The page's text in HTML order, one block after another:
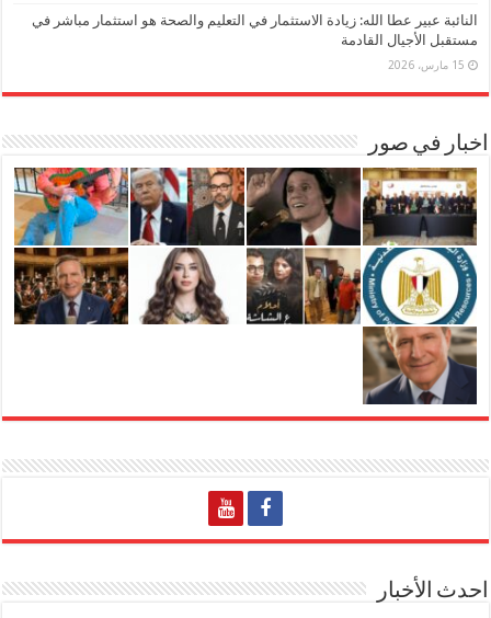
النائبة عبير عطا الله: زيادة الاستثمار في التعليم والصحة هو استثمار مباشر في
مستقبل الأجيال القادمة
15 مارس، 2026
اخبار في صور
احدث الأخبار